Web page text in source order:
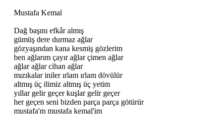
Mustafa Kemal
Dağ başını efkâr almış
gümüş dere durmaz ağlar
gözyaşından kana kesmiş gözlerim
ben ağlarım çayır ağlar çimen ağlar
ağlar ağlar cihan ağlar
mızıkalar iniler ırlam ırlam dövülür
altmış üç ilimiz altmış üç yetim
yıllar gelir geçer kuşlar gelir geçer
her geçen seni bizden parça parça götürür
mustafa'm mustafa kemal'im